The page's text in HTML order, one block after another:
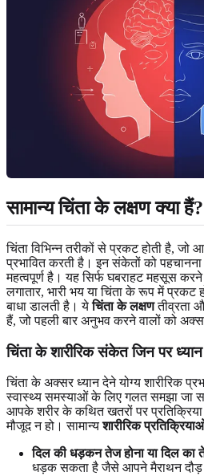
सामान्यचिंता के लक्षणक्या हैं?
चिंता विभिन्न तरीकों से प्रकट होती है, जो
प्रभावित करती है। इन संकेतों को
महत्वपूर्ण है। यह सिर्फ घबराहट महसूस
लगातार, भारी भय या चिंता के रूप में प्रकट
बाधा डालती है। येचिंता के लक्षणतीव्रता
हैं, जो पहली बार अनुभव करने वालों को
चिंता केशारीरिक संकेतजिन पर ध्यान
चिंता के अक्सर ध्यान देने योग्य शारीरिक
स्वास्थ्य समस्याओं के लिए गलत समझा जा
आपके शरीर के कथित खतरों पर
मौजूद न हो। सामान्यशारीरिक
दिल की धड़कन तेज होना या दिल का
धड़क सकता है जैसे आपने मैराथन दौड़